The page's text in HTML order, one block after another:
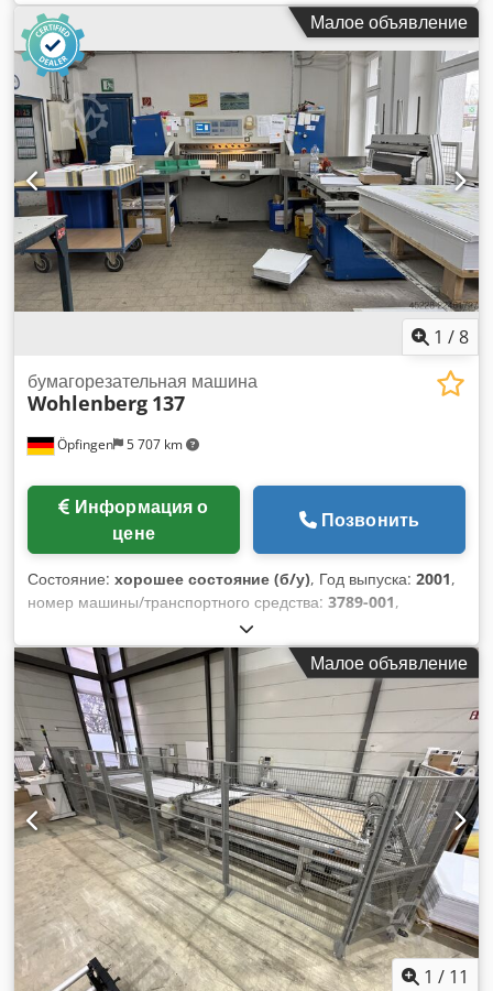
Малое объявление
1 /8
Öpfingen 5 707 km
бумагорезательная машина
Wohlenberg 137
цене
Позвонить
Состояние: хорошее состояние (б/у), Год выпуска: 2001,
номер машины/транспортного средства: 3789-001,
Стандартная модель Хромированный воздушный стол
Djdozqtk Uopfx An Hjck Цветной дисплей Боковой стол
слева с подачей воздуха Боковой стол справа с подачей
воздуха BAUMANN NUP 650: Подъемник для стопки бумаги
Вибрационный стол Heinrich Baumann BSB 3/L
Малое объявление
1 / 11